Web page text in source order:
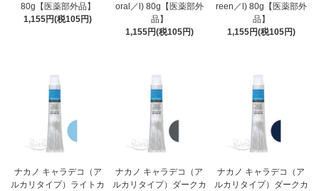
80g【医薬部外品】
1,155円(税105円)
oral／l) 80g【医薬部外
品】
1,155円(税105円)
reen／l) 80g【医薬部外
品】
1,155円(税105円)
ナカノ キャラデコ（ア
ルカリタイプ）ライトカ
ナカノ キャラデコ（ア
ルカリタイプ）ダークカ
ナカノ キャラデコ（ア
ルカリタイプ）ダークカ